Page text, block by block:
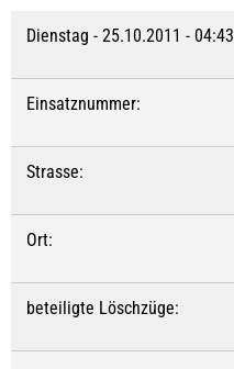
Dienstag - 25.10.2011 - 04:43
Einsatznummer:
Strasse:
Ort:
beteiligte Löschzüge: